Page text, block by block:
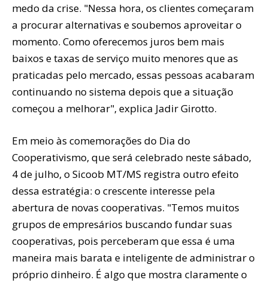
medo da crise. "Nessa hora, os clientes começaram
a procurar alternativas e soubemos aproveitar o
momento. Como oferecemos juros bem mais
baixos e taxas de serviço muito menores que as
praticadas pelo mercado, essas pessoas acabaram
continuando no sistema depois que a situação
começou a melhorar", explica Jadir Girotto.
Em meio às comemorações do Dia do
Cooperativismo, que será celebrado neste sábado,
4 de julho, o Sicoob MT/MS registra outro efeito
dessa estratégia: o crescente interesse pela
abertura de novas cooperativas. "Temos muitos
grupos de empresários buscando fundar suas
cooperativas, pois perceberam que essa é uma
maneira mais barata e inteligente de administrar o
próprio dinheiro. É algo que mostra claramente o